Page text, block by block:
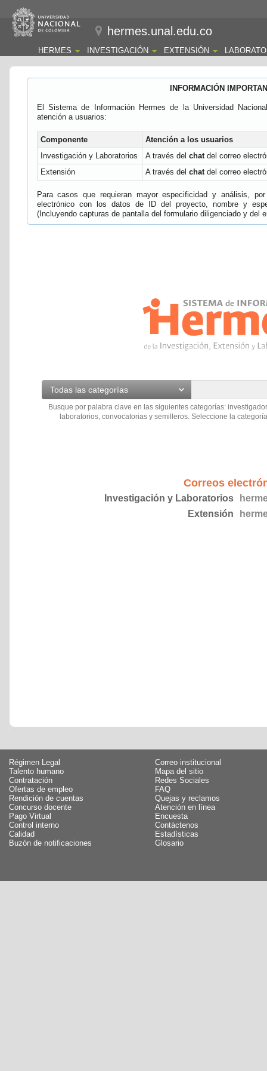
hermes.unal.edu.co
HERMES INVESTIGACIÓN EXTENSIÓN
INFORMACIÓN
El Sistema de Información Hermes de la Universidad
atención a usuarios:
Componente
Atención a los usuarios
Investigación y Laboratorios
A través del chatdel correo
Extensión
A través del chatdel correo
Para casos que requieran mayor especificidad y análisis,
electrónico con los datos de ID del proyecto, nombre y
(Incluyendo capturas de pantalla del formulario diligenciado y del
Todas las categorías
Busque por palabra clave en las siguientes categorías:
laboratorios, convocatorias y semilleros. Seleccione la
Correos
Investigación y Laboratorios
Extensión
Régimen Legal
Talento humano
Contratación
Ofertas de empleo
Rendición de cuentas
Concurso docente
Pago Virtual
Control interno
Calidad
Buzón de notificaciones
Correo institucional
Mapa del sitio
Redes Sociales
FAQ
Quejas y reclamos
Atención en línea
Encuesta
Contáctenos
Estadísticas
Glosario